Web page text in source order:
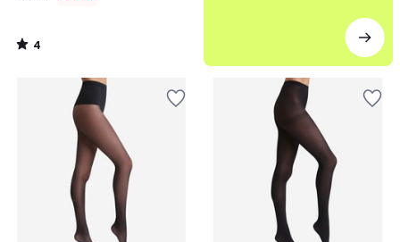
4
/